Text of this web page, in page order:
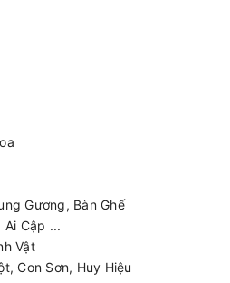
Gương, Bàn Ghế
Ai Cập ...
Vật
Con Sơn, Huy Hiệu